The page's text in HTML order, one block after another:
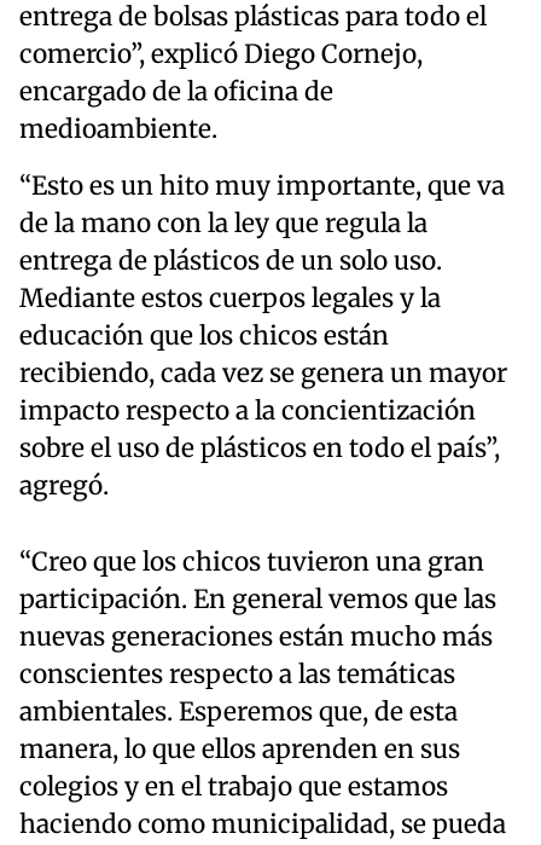
entrega de bolsas plásticas para todo el
comercio”, explicó Diego Cornejo,
encargado de la oficina de
medioambiente.
“Esto es un hito muy importante, que va
de la mano con la ley que regula la
entrega de plásticos de un solo uso.
Mediante estos cuerpos legales y la
educación que los chicos están
recibiendo, cada vez se genera un mayor
impacto respecto a la concientización
sobre el uso de plásticos en todo el país”,
agregó.
“Creo que los chicos tuvieron una gran
participación. En general vemos que las
nuevas generaciones están mucho más
conscientes respecto a las temáticas
ambientales. Esperemos que, de esta
manera, lo que ellos aprenden en sus
colegios y en el trabajo que estamos
haciendo como municipalidad, se pueda